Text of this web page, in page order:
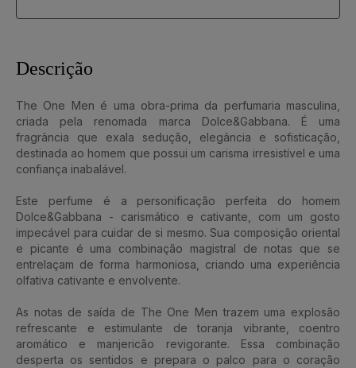
Descrição
The One Men é uma obra-prima da perfumaria masculina,
criada pela renomada marca Dolce&Gabbana. É uma
fragrância que exala sedução, elegância e sofisticação,
destinada ao homem que possui um carisma irresistível e uma
confiança inabalável.
Este perfume é a personificação perfeita do homem
Dolce&Gabbana - carismático e cativante, com um gosto
impecável para cuidar de si mesmo. Sua composição oriental
e picante é uma combinação magistral de notas que se
entrelaçam de forma harmoniosa, criando uma experiência
olfativa cativante e envolvente.
As notas de saída de The One Men trazem uma explosão
refrescante e estimulante de toranja vibrante, coentro
aromático e manjericão revigorante. Essa combinação
desperta os sentidos e prepara o palco para o coração